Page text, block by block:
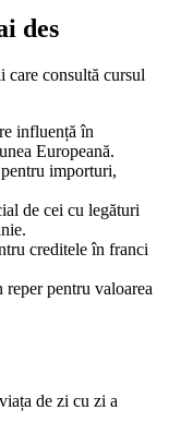
des
care consultă cursul
influență în
Europeană.
importuri,
de cei cu legături
creditele în franci
reper pentru valoarea
de zi cu zi a